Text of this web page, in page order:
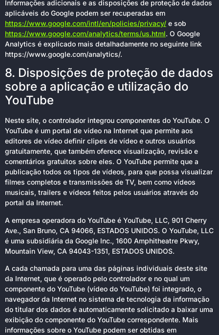
Informações adicionais e as disposições de proteção de dados
aplicáveis do Google podem ser recuperadas em
https://www.google.com/intl/en/policies/privacy/ e sob
https://www.google.com/analytics/terms/us.html. O Google
Analytics é explicado mais detalhadamente no seguinte link
https://www.google.com/analytics/.
8. Disposições de proteção de dados
sobre a aplicação e utilização do
YouTube
Neste site, o controlador integrou componentes do YouTube. O
YouTube é um portal de vídeo na Internet que permite aos
editores de vídeo definir clipes de vídeo e outros usuários
gratuitamente, que também oferece visualização, revisão e
comentários gratuitos sobre eles. O YouTube permite que a
publicação todos os tipos de vídeos, para que possa visualizar
filmes completos e transmissões de TV, bem como vídeos
musicais, trailers e vídeos feitos pelos usuários através do
portal da Internet.
A empresa operadora do YouTube é YouTube, LLC, 901 Cherry
Ave., San Bruno, CA 94066, ESTADOS UNIDOS. O YouTube, LLC
é uma subsidiária da Google Inc., 1600 Amphitheatre Pkwy,
Mountain View, CA 94043-1351, ESTADOS UNIDOS.
A cada chamada para uma das páginas individuais deste site
da Internet, que é operado pelo controlador e no qual um
componente do YouTube (vídeo do YouTube) foi integrado, o
navegador da Internet no sistema de tecnologia da informação
do titular dos dados é automaticamente solicitado a baixar uma
exibição do componente do YouTube correspondente. Mais
informações sobre o YouTube podem ser obtidas em